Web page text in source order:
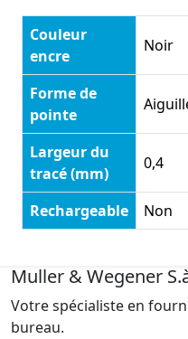
Couleur
encre
Noir
Forme de
pointe
Largeur du
tracé (mm)
0,4
Rechargeable Non
Muller & Wegener
Votre spécialiste en
bureau.